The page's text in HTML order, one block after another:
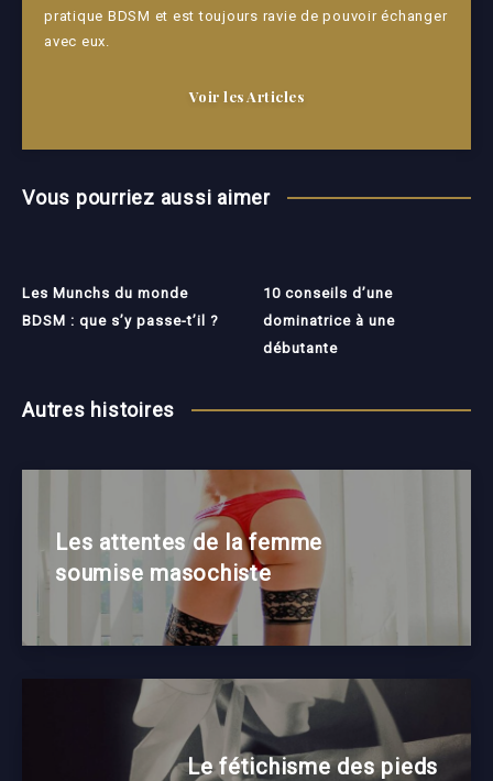
pratique BDSM et est toujours ravie de pouvoir échanger
avec eux.
Voir les Articles
Vous pourriez aussi aimer
Les Munchs du monde
BDSM : que s’y passe-t’il ?
10 conseils d’une
dominatrice à une
débutante
Autres histoires
Les attentes de la femme
soumise masochiste
Le fétichisme des pieds